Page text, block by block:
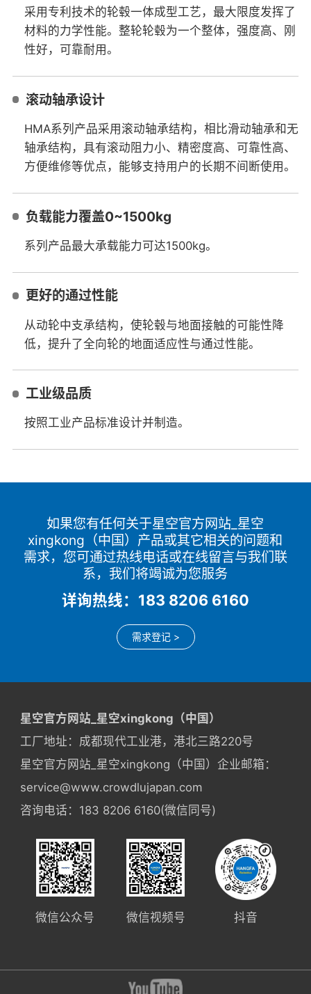
采用专利技术的轮毂一体成型工艺，最大限度发挥了
材料的力学性能。整轮轮毂为一个整体，强度高、刚
性好，可靠耐用。
滚动轴承设计
HMA系列产品采用滚动轴承结构，相比滑动轴承和无
轴承结构，具有滚动阻力小、精密度高、可靠性高、
方便维修等优点，能够支持用户的长期不间断使用。
负载能力覆盖0~1500kg
系列产品最大承载能力可达1500kg。
更好的通过性能
从动轮中支承结构，使轮毂与地面接触的可能性降
低，提升了全向轮的地面适应性与通过性能。
工业级品质
按照工业产品标准设计并制造。
如果您有任何关于星空官方网站_星空
xingkong（中国）产品或其它相关的问题和
需求，您可通过热线电话或在线留言与我们联
系，我们将竭诚为您服务
详询热线：183 8206 6160
需求登记 >
星空官方网站_星空xingkong（中国）
工厂地址：成都现代工业港，港北三路220号
星空官方网站_星空xingkong（中国）企业邮箱：
service@www.crowdlujapan.com
咨询电话：183 8206 6160(微信同号)
微信公众号 微信视频号 抖音